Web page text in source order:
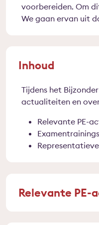
voorbereiden. Om
We gaan ervan uit
Inhoud
Tijdens het
actualiteiten en
Relevante PE-
Relevante